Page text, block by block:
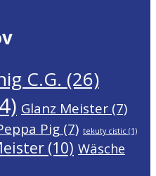
C.G. (26)
Glanz Meister (7)
Pig (7) tekuty cistic (1)
(10) Wäsche